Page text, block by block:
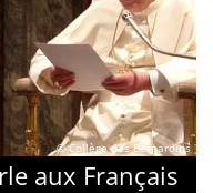
© Collège des Bernardins
aux Français